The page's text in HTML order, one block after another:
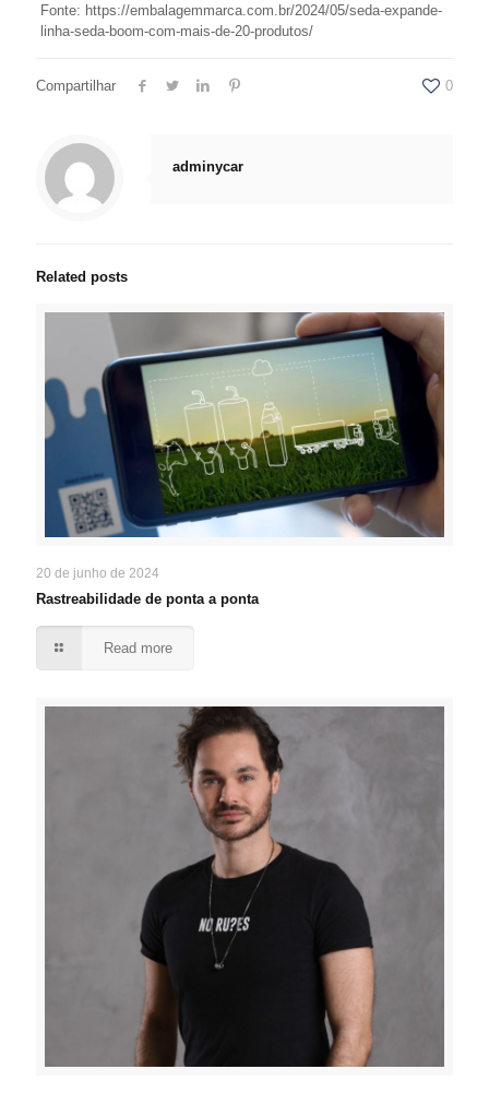
Fonte: https://embalagemmarca.com.br/2024/05/seda-expande-
linha-seda-boom-com-mais-de-20-produtos/
Compartilhar 0
adminycar
Related posts
20 de junho de 2024
Rastreabilidade de ponta a ponta
Read more